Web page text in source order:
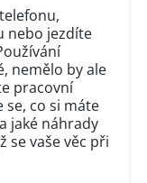
nebo jezdíte
nemělo by ale
pracovní
se, co si máte
jaké náhrady
se vaše věc při